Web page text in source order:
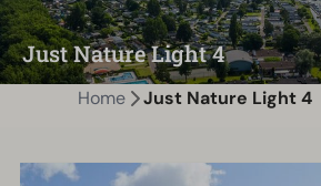
Just Nature Light 4
Home Just Nature Light 4